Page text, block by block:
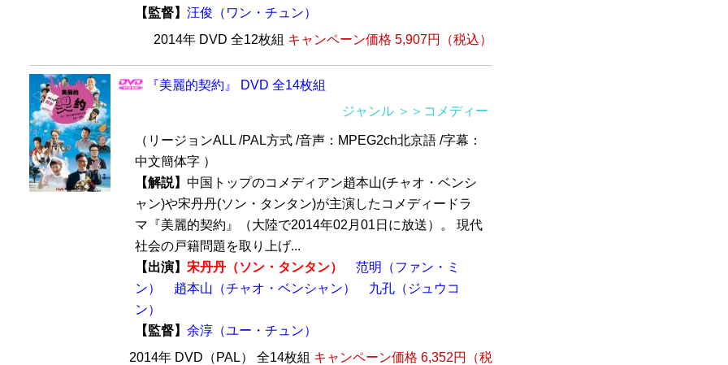
【監督】 汪俊（ワン・チュン）
2014年 DVD 全12枚組 キャンペーン価格 5,907円（税込）
『美麗的契約』 DVD 全14枚組
ジャンル ＞＞コメディー
（リージョンALL /PAL方式 /音声：MPEG2ch北京語 /字幕：
中文簡体字 ）
【解説】 中国トップのコメディアン趙本山(チャオ・ベンシ
ャン)や宋丹丹(ソン・タンタン)が主演したコメディードラ
マ『美麗的契約』（大陸で2014年02月01日に放送）。 現代
社会の戸籍問題を取り上げ...
【出演】 宋丹丹（ソン・タンタン）
范明（ファン・ミ
ン）
趙本山（チャオ・ベンシャン）
九孔（ジュウコ
ン）
【監督】 余淳（ユー・チュン）
2014年 DVD（PAL） 全14枚組 キャンペーン価格 6,352円（税